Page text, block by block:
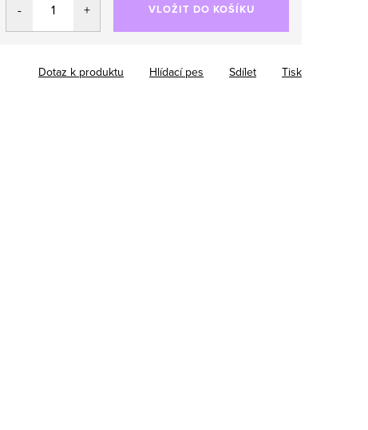
VLOŽIT DO KOŠÍKU
Tisk
Dotaz k produktu Hlídací pes Sdílet